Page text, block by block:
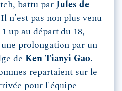
battu par Jules de
n'est pas non plus venu
1 up au départ du 18,
une prolongation par un
de Ken Tianyi Gao.
repartaient sur le
pour l'équipe